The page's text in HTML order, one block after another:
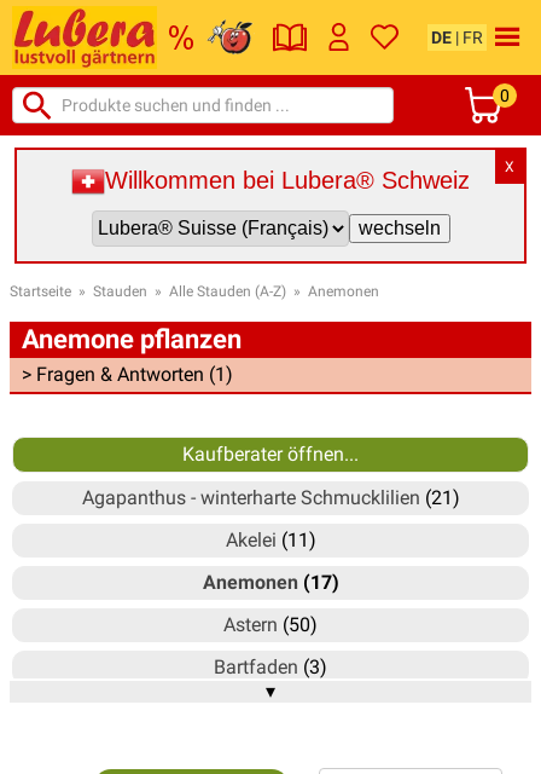
DE | FR
0
X
Willkommen bei Lubera® Schweiz
Startseite » Stauden » Alle Stauden (A-Z) » Anemonen
Anemone pflanzen
> Fragen & Antworten (1)
Kaufberater öffnen...
Agapanthus - winterharte Schmucklilien (21)
Akelei (11)
Anemonen (17)
Astern (50)
Bartfaden (3)
▾